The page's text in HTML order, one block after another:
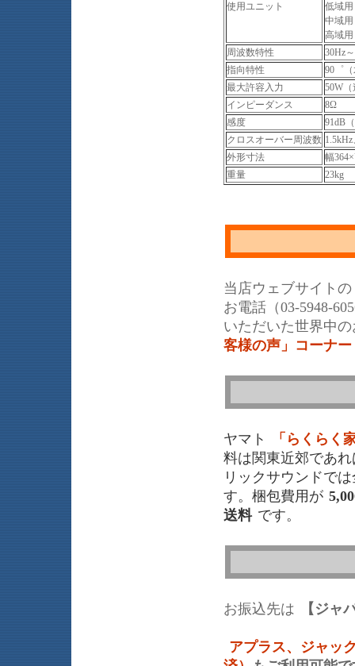
使用ユニット
低域用
中域用
高域用
周波数特性
30Hz
指向特性
90゜
最大許容入力
50W
インピーダンス
8Ω
感度
91dB
クロスオーバー周波数
外形寸法
幅
重量
23kg
当店ウェブサイトの
お電話（03-5948-
いただいた世界中
客様の声」コーナー
ヤマト
「らくらく
料は関東近郊であれ
リックサウンドで
す。梱包費用が
送料 です。
お振込先は 【ジャ
アプラス、ジャッ